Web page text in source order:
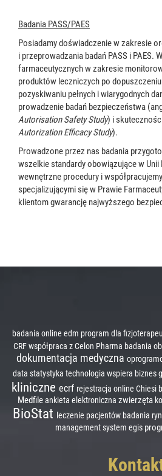
Badania PASS/PAES
Posiadamy doświadczenie w zakresie
i przeprowadzania badań PASS i PAES.
farmaceutycznych w zakresie
produktów leczniczych po
pozyskiwaniu pełnych i wiarygodnych
prowadzenie badań bezpieczeństwa
Autorisation Safety Study) i
Autorization Efficacy Study).
Prowadzone przez nas badania
wszelkie standardy obowiązujące w
wewnętrzne procedury i
specjalizującymi się w Prawie
klientom gwarancję najwyższego
badania online edm program dla
CRFwspółpraca z Celon Pharma badania
dokumentacja medyczna
data statystyka technologia wspiera biznes
kliniczne ecrf rejestracja online Chiesi
Medfileankieta elektroniczna zwierzęta
BioStat leczenie pacjentów badania
management system egis